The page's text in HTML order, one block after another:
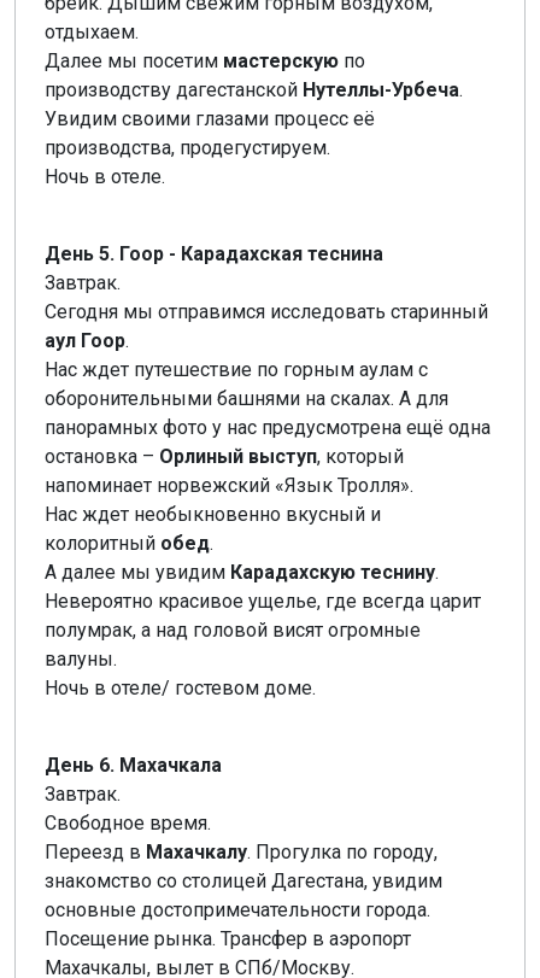
отдыхаем.
Далее мы посетим мастерскую по
производству дагестанской Нутеллы-Урбеча.
Увидим своими глазами процесс её
производства, продегустируем.
Ночь в отеле.
День 5. Гоор - Карадахская теснина
Завтрак.
Сегодня мы отправимся исследовать старинный
аул Гоор.
Нас ждет путешествие по горным аулам с
оборонительными башнями на скалах. А для
панорамных фото у нас предусмотрена ещё одна
остановка – Орлиный выступ, который
напоминает норвежский «Язык Тролля».
Нас ждет необыкновенно вкусный и
колоритный обед.
А далее мы увидим Карадахскую теснину.
Невероятно красивое ущелье, где всегда царит
полумрак, а над головой висят огромные
валуны.
Ночь в отеле/ гостевом доме.
День 6. Махачкала
Завтрак.
Свободное время.
Переезд в Махачкалу. Прогулка по городу,
знакомство со столицей Дагестана, увидим
основные достопримечательности города.
Посещение рынка. Трансфер в аэропорт
Махачкалы, вылет в СПб/Москву.